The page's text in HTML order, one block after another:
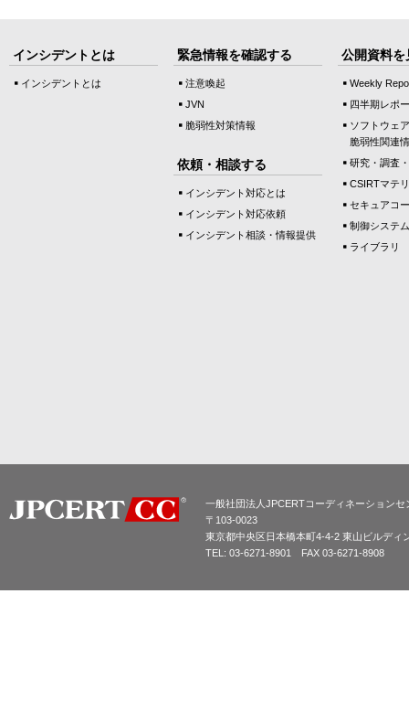
インシデントとは
インシデントとは
緊急情報を確認する
注意喚起
JVN
脆弱性対策情報
依頼・相談する
インシデント対応とは
インシデント対応依頼
インシデント相談・情報提供
公開資料を
Weekly
四半期レポ
ソフトウェ
脆弱性関連
研究・調査
CSIRTマテ
セキュアコ
制御システ
ライブラリ
一般社団法人JPCERTコーディネーションセ
〒103-0023
東京都中央区日本橋本町4-4-2 東山ビルディ
TEL: 03-6271-8901 FAX 03-6271-8908